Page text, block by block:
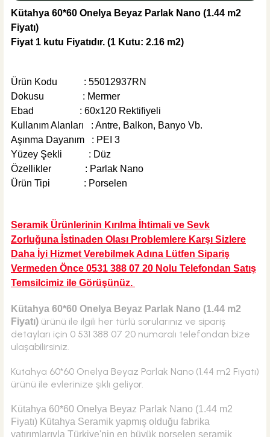
215,00 TL
Weber Yapı Kimyasalları
Weber DRY SS-8 Yalıtım Harcı (25 KG TOZ+ 10 KG SIVI)
ÜRÜN TÜKENDİ
Kütahya 60*60 Onelya Beyaz Parlak Nano (1.44 m2
Fiyatı)
Fiyat 1 kutu Fiyatıdır. (1 Kutu: 2.16 m2)
Ürün Kodu : 55012937RN
Dokusu : Mermer
Ebad : 60x120 Rektifiyeli
Kullanım Alanları : Antre, Balkon, Banyo Vb.
Aşınma Dayanım : PEI 3
Yüzey Şekli : Düz
Özellikler : Parlak Nano
Ürün Tipi : Porselen
Seramik Ürünlerinin Kırılma İhtimali ve Sevk
Zorluğuna İstinaden Olası Problemlere Karşı Sizlere
Daha İyi Hizmet Verebilmek Adına Lütfen Sipariş
Vermeden Önce 0531 388 07 20 Nolu Telefondan Satış
Temsilcimiz ile Görüşünüz.
Kütahya 60*60 Onelya Beyaz Parlak Nano (1.44 m2
Fiyatı) ürünü ile ilgili her türlü sorularınız ve sipariş
detayları için 0 531 388 07 20 numaralı telefondan bize
ulaşabilirsiniz.
Kütahya 60*60 Onelya Beyaz Parlak Nano (1.44 m2 Fiyatı)
ürünü ile evlerinize şıklı geliyor.
Kütahya 60*60 Onelya Beyaz Parlak Nano (1.44 m2
Fiyatı) Kütahya Seramik yapmış olduğu fabrika
yatırımlarıyla Türkiye'nin en büyük porselen seramik